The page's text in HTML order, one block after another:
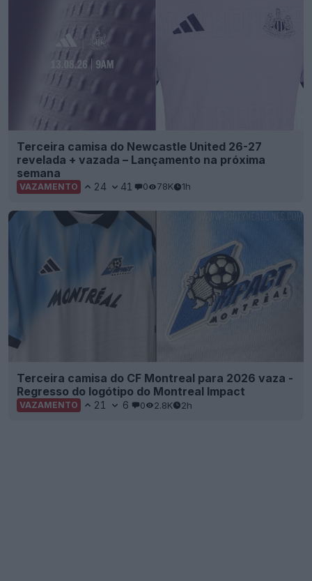
Terceira camisa do Newcastle United 26-27
revelada + vazada – Lançamento na próxima
semana
VAZAMENTO 24 41 0 78K 1h
Terceira camisa do CF Montreal para 2026 vaza -
Regresso do logótipo do Montreal Impact
VAZAMENTO 21 6 0 2.8K 2h